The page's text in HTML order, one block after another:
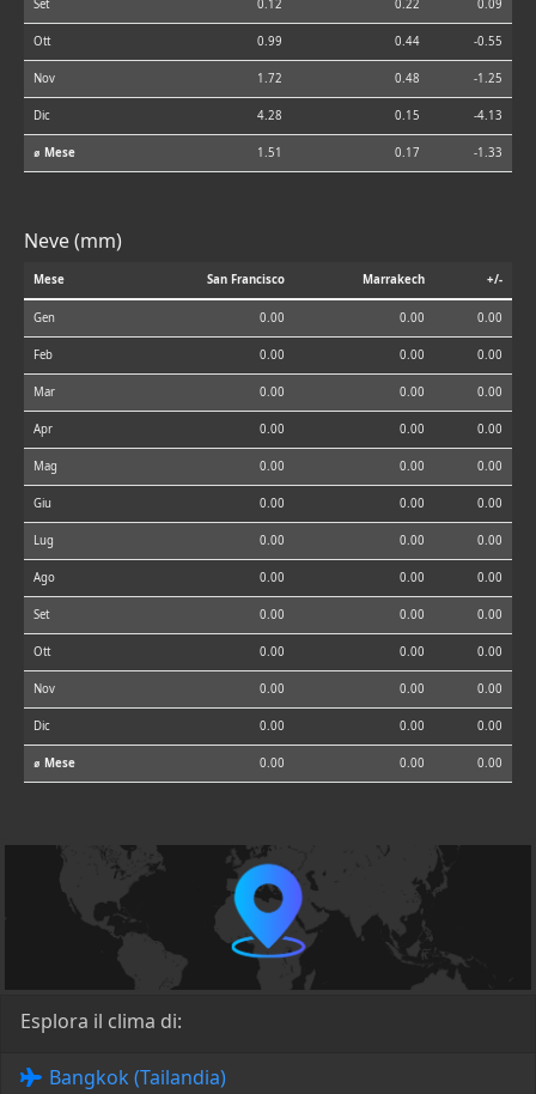
Set 0.12 0.22 0.09
Ott 0.99 0.44 -0.55
Nov 1.72 0.48 -1.25
Dic 4.28 0.15 -4.13
⌀ Mese 1.51 0.17 -1.33
Neve (mm)
Mese San Francisco Marrakech +/-
Gen 0.00 0.00 0.00
Feb 0.00 0.00 0.00
Mar 0.00 0.00 0.00
Apr 0.00 0.00 0.00
Mag 0.00 0.00 0.00
Giu 0.00 0.00 0.00
Lug 0.00 0.00 0.00
Ago 0.00 0.00 0.00
Set 0.00 0.00 0.00
Ott 0.00 0.00 0.00
Nov 0.00 0.00 0.00
Dic 0.00 0.00 0.00
⌀ Mese 0.00 0.00 0.00
Esplora il clima di:
Bangkok (Tailandia)